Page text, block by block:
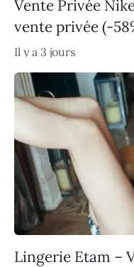
Vente Privée
vente privée (-
Il y a 3 jours
Lingerie Etam –